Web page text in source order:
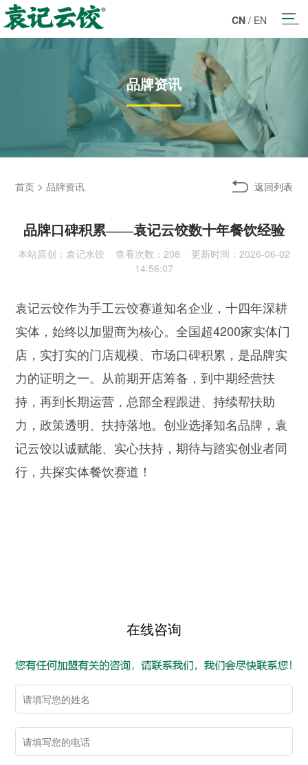
CN / EN
品牌资讯
首页 >品牌资讯 返回列表
品牌口碑积累——袁记云饺数十年餐饮经验
本站原创：袁记水饺 查看次数： 208 更新时间：2026-06-02
14:56:07
袁记云饺作为手工云饺赛道知名企业，十四年深耕
实体，始终以加盟商为核心。全国超4200家实体门
店，实打实的门店规模、市场口碑积累，是品牌实
力的证明之一。从前期开店筹备，到中期经营扶
持，再到长期运营，总部全程跟进、持续帮扶助
力，政策透明、扶持落地。创业选择知名品牌，袁
记云饺以诚赋能、实心扶持，期待与踏实创业者同
行，共探实体餐饮赛道！
在线咨询